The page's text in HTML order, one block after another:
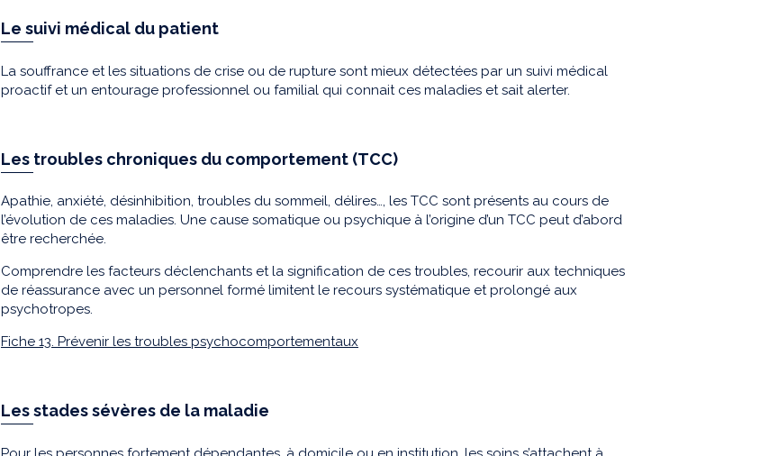
Le suivi médical du patient
La souffrance et les situations de crise ou de rupture sont mieux détectées par un suivi médical
proactif et un entourage professionnel ou familial qui connait ces maladies et sait alerter.
Les troubles chroniques du comportement (TCC)
Apathie, anxiété, désinhibition, troubles du sommeil, délires…, les TCC sont présents au cours de
l’évolution de ces maladies. Une cause somatique ou psychique à l’origine d’un TCC peut d’abord
être recherchée.
Comprendre les facteurs déclenchants et la signification de ces troubles, recourir aux techniques
de réassurance avec un personnel formé limitent le recours systématique et prolongé aux
psychotropes.
Fiche 13. Prévenir les troubles psychocomportementaux
Les stades sévères de la maladie